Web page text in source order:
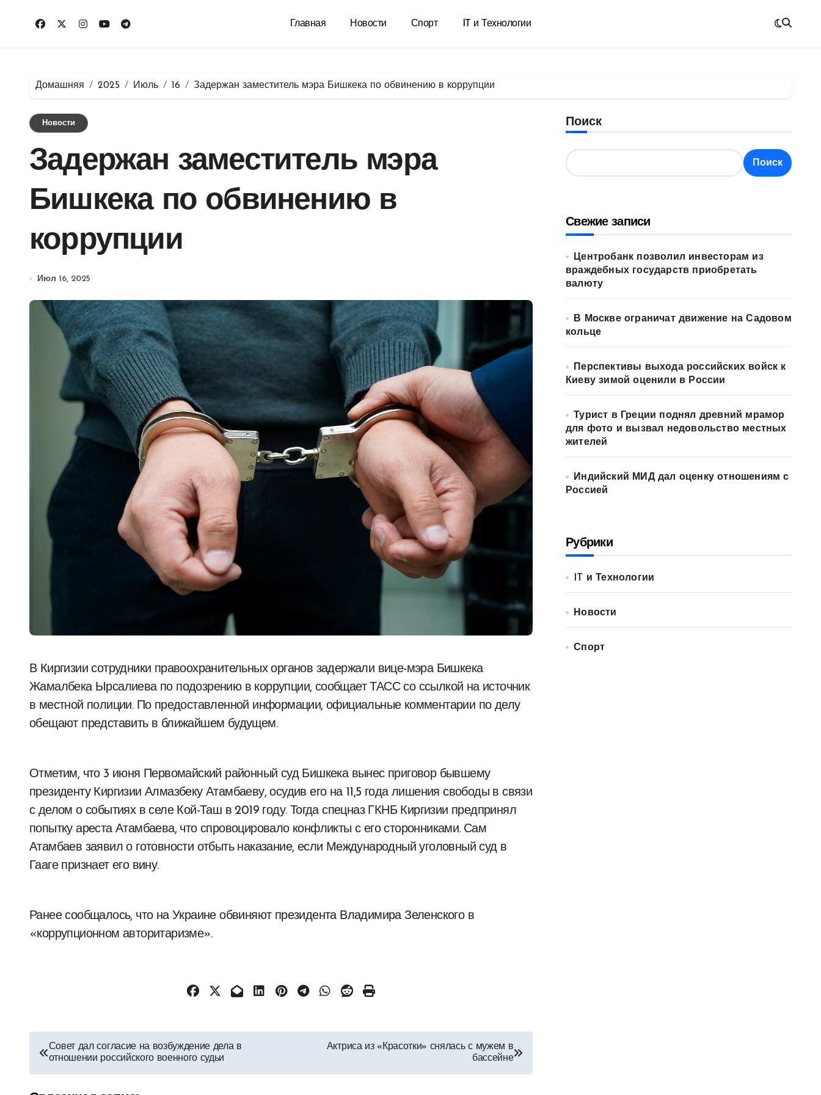
Главная Новости Спорт IT и Технологии
Домашняя 2025 Июль 16 Задержан заместитель мэра Бишкека по обвинению в коррупции
Новости
Задержан заместитель мэра
Бишкека по обвинению в
коррупции
Июл 16, 2025
В Киргизии сотрудники правоохранительных органов задержали вице-мэра Бишкека
Жамалбека Ырсалиева по подозрению в коррупции, сообщает ТАСС со ссылкой на источник
в местной полиции. По предоставленной информации, официальные комментарии по делу
обещают представить в ближайшем будущем.
Отметим, что 3 июня Первомайский районный суд Бишкека вынес приговор бывшему
президенту Киргизии Алмазбеку Атамбаеву, осудив его на 11,5 года лишения свободы в связи
с делом о событиях в селе Кой-Таш в 2019 году. Тогда спецназ ГКНБ Киргизии предпринял
попытку ареста Атамбаева, что спровоцировало конфликты с его сторонниками. Сам
Атамбаев заявил о готовности отбыть наказание, если Международный уголовный суд в
Гааге признает его вину.
Ранее сообщалось, что на Украине обвиняют президента Владимира Зеленского в
«коррупционном авторитаризме».
Навигация
по
Совет дал согласие на возбуждение дела в
отношении российского военного судьи
Актриса из «Красотки» снялась с мужем в
бассейне
Поиск
Поиск
Свежие записи
Центробанк позволил инвесторам из
враждебных государств приобретать
валюту
В Москве ограничат движение на Садовом
кольце
Перспективы выхода российских войск к
Киеву зимой оценили в России
Турист в Греции поднял древний мрамор
для фото и вызвал недовольство местных
жителей
Индийский МИД дал оценку отношениям с
Россией
Рубрики
IT и Технологии
Новости
Спорт